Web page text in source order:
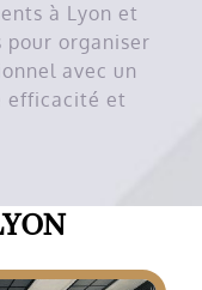
à Lyon et
pour organiser
avec un
efficacité et